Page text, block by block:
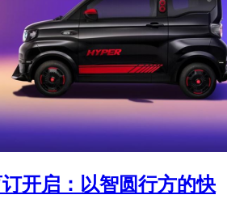
开启：以智圆行方的快